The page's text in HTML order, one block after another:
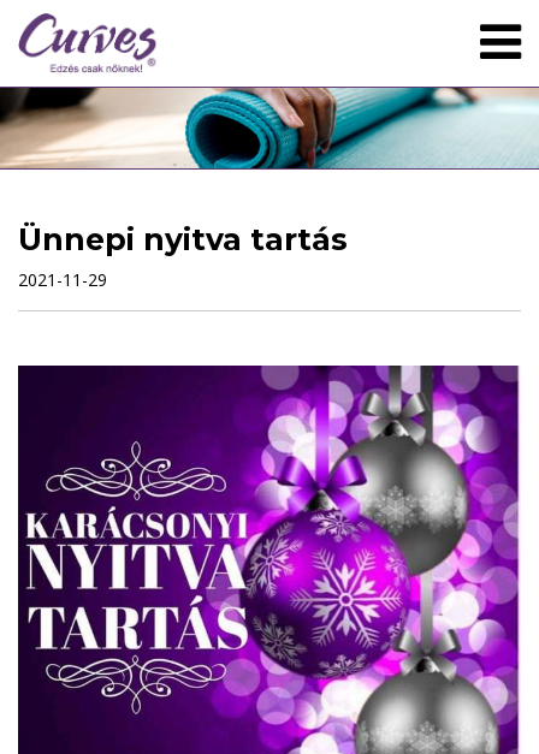
Ünnepi nyitva tartás
2021-11-29